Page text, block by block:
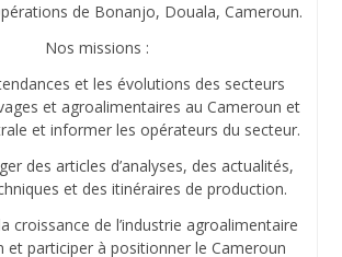
de Bonanjo, Douala, Cameroun.
Nos missions :
et les évolutions des secteurs
et agroalimentaires au Cameroun et
et informer les opérateurs du secteur.
des articles d’analyses, des actualités,
et des itinéraires de production.
croissance de l’industrie agroalimentaire
et participer à positionner le Cameroun